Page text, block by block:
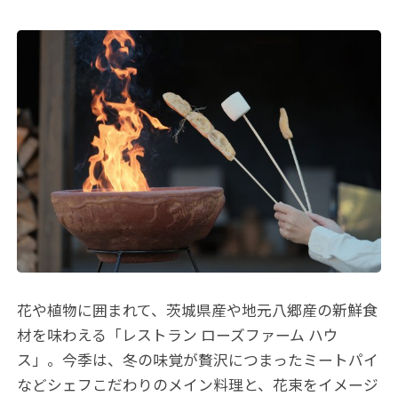
花や植物に囲まれて、茨城県産や地元八郷産の新鮮食
材を味わえる「レストラン ローズファーム ハウ
ス」。今季は、冬の味覚が贅沢につまったミートパイ
などシェフこだわりのメイン料理と、花束をイメージ